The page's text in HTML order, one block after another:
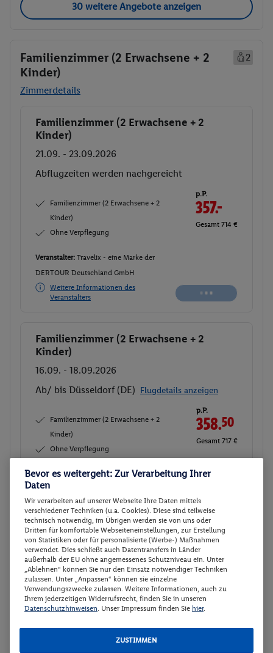
30 weitere Angebote anzeigen
Familienzimmer (2 Erwachsene + 2
Kinder)
2
Zimmerdetails
Buchen
Familienzimmer (2 Erwachsene + 2
Kinder)
21.09. - 23.09.2026
Abflugzeiten werden nachgereicht
Familienzimmer (2 Erwachsene + 2
Kinder)
Ohne Verpflegung
p.P.
357.-
Gesamt 714 €
Veranstalter: Travelix - eine Marke der
DERTOUR Deutschland GmbH
Weitere Informationen des
Veranstalters
Buchen
Familienzimmer (2 Erwachsene + 2
Kinder)
16.09. - 18.09.2026
Ab/ bis Düsseldorf (DE) Flugdetails anzeigen
Familienzimmer (2 Erwachsene + 2
Kinder)
Ohne Verpflegung
p.P.
358.50
Gesamt 717 €
Veranstalter:Travelix - eine Marke der
DERTOUR Deutschland GmbH
Weitere Informationen des
Veranstalters
Buchen
Buchen
Familienzimmer (2 Erwachsene + 2
Kinder)
22.09. - 24.09.2026
Abflugzeiten werden nachgereicht
Familienzimmer (2 Erwachsene + 2
p.P.
Bevor es weitergeht: Zur Verarbeitung Ihrer
Daten
Wir verarbeiten auf unserer Webseite Ihre Daten mittels
verschiedener Techniken (u.a. Cookies). Diese sind teilweise
technisch notwendig, im Übrigen werden sie von uns oder
Dritten für komfortable Webseiteneinstellungen, zur Erstellung
von Statistiken oder für personalisierte (Werbe-) Maßnahmen
verwendet. Dies schließt auch Datentransfers in Länder
außerhalb der EU ohne angemessenes Schutzniveau ein. Unter
„Ablehnen“ können Sie nur den Einsatz notwendiger Techniken
zulassen. Unter „Anpassen“ können sie einzelne
Verwendungszwecke zulassen. Weitere Informationen, auch zu
Ihrem jederzeitigen Widerrufsrecht, finden Sie in unseren
Datenschutzhinweisen . Unser Impressum finden Sie hier.
ZUSTIMMEN